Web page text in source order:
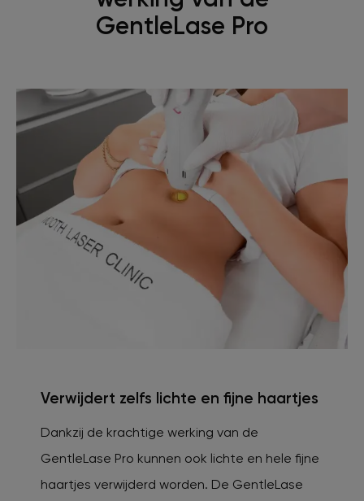
GentleLase Pro
Verwijdert zelfs lichte en fijne haartjes
Dankzij de krachtige werking van de
GentleLase Pro kunnen ook lichte en hele fijne
haartjes verwijderd worden. De GentleLase